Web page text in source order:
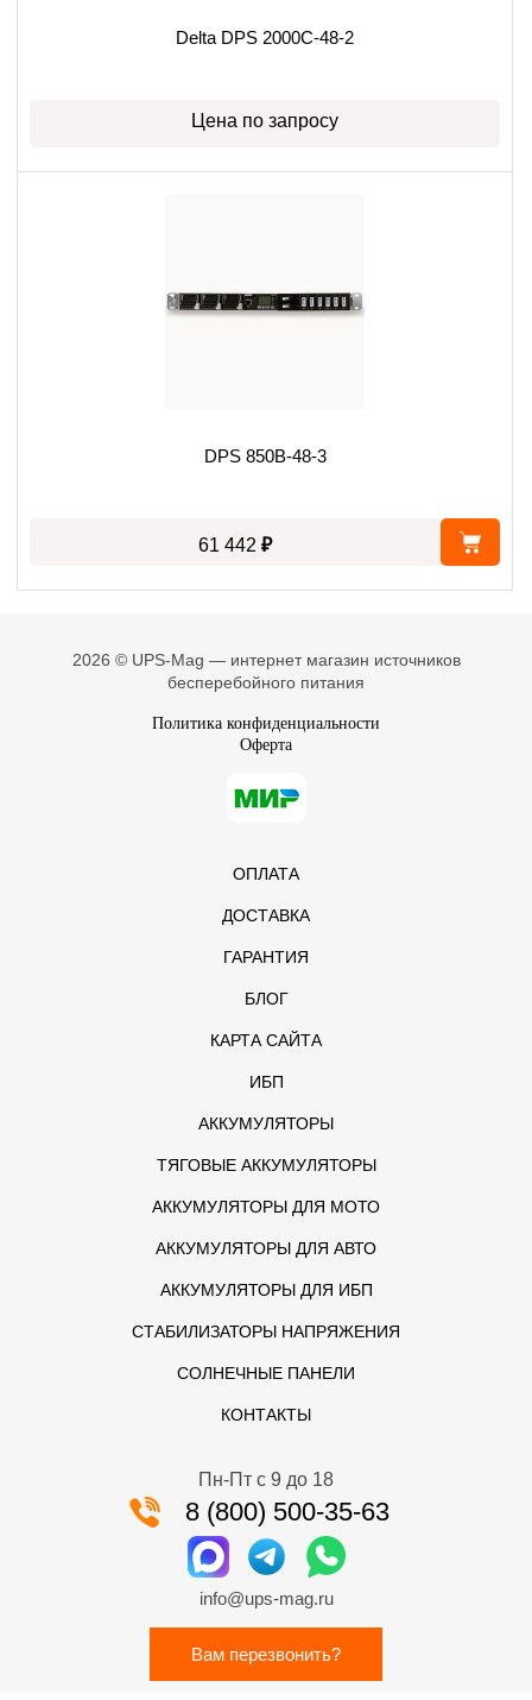
Delta DPS 2000C-48-2
Цена по запросу
DPS 850B-48-3
61 442 ₽
2026 © UPS-Mag — интернет магазин источников
бесперебойного питания
Политика конфиденциальности
Оферта
ОПЛАТА
ДОСТАВКА
ГАРАНТИЯ
БЛОГ
КАРТА САЙТА
ИБП
АККУМУЛЯТОРЫ
ТЯГОВЫЕ АККУМУЛЯТОРЫ
АККУМУЛЯТОРЫ ДЛЯ МОТО
АККУМУЛЯТОРЫ ДЛЯ АВТО
АККУМУЛЯТОРЫ ДЛЯ ИБП
СТАБИЛИЗАТОРЫ НАПРЯЖЕНИЯ
СОЛНЕЧНЫЕ ПАНЕЛИ
КОНТАКТЫ
Пн-Пт с 9 до 18
8 (800) 500-35-63
info@ups-mag.ru
Вам перезвонить?